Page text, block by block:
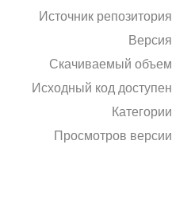
Источник репозитория
Версия
Скачиваемый объем
Исходный код доступен
Категории
Просмотров версии